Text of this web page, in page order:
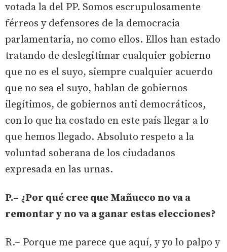
votada la del PP. Somos escrupulosamente
férreos y defensores de la democracia
parlamentaria, no como ellos. Ellos han estado
tratando de deslegitimar cualquier gobierno
que no es el suyo, siempre cualquier acuerdo
que no sea el suyo, hablan de gobiernos
ilegítimos, de gobiernos anti democráticos,
con lo que ha costado en este país llegar a lo
que hemos llegado. Absoluto respeto a la
voluntad soberana de los ciudadanos
expresada en las urnas.
P.– ¿Por qué cree que Mañueco no va a
remontar y no va a ganar estas elecciones?
R.– Porque me parece que aquí, y yo lo palpo y